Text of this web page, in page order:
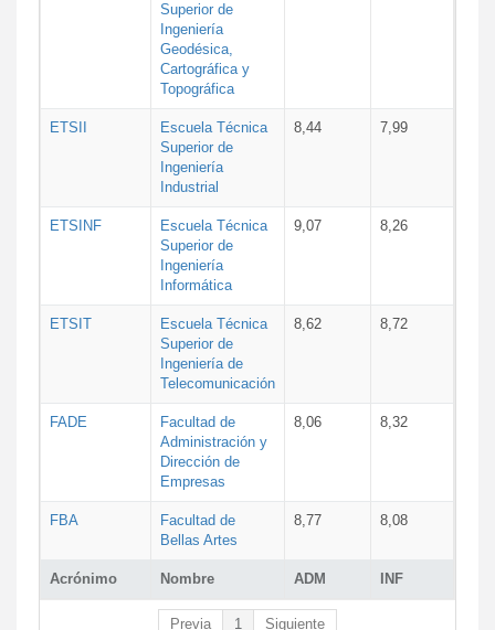
Acrónimo Nombre ADM INF
Superior de
Ingeniería
Geodésica,
Cartográfica y
Topográfica
ETSII
Escuela Técnica
Superior de
Ingeniería
Industrial
8,44 7,99
ETSINF
Escuela Técnica
Superior de
Ingeniería
Informática
9,07 8,26
ETSIT
Escuela Técnica
Superior de
Ingeniería de
Telecomunicación
8,62 8,72
FADE
Facultad de
Administración y
Dirección de
Empresas
8,06 8,32
FBA
Facultad de
Bellas Artes
8,77 8,08
Previa 1 Siguiente